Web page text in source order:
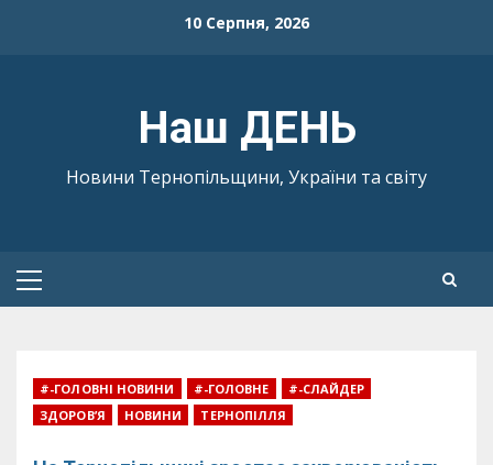
10 Серпня, 2026
Наш ДЕНЬ
Новини Тернопільщини, України та світу
Primary
#-ГОЛОВНІ НОВИНИ #-ГОЛОВНЕ
#-СЛАЙДЕР
ЗДОРОВ’Я
НОВИНИ ТЕРНОПІЛЛЯ